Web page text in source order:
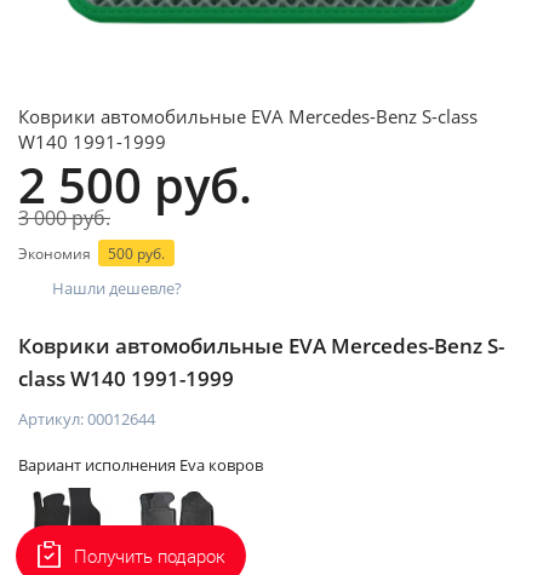
Коврики автомобильные EVA Mercedes-Benz S-
class W140 1991-1999
Артикул:00012644
Коврики автомобильные EVA Mercedes-Benz S-class
W140 1991-1999
2 500 руб.
3 000 руб.
Экономия 500 руб.
Нашли дешевле?
Вариант исполнения Eva ковров
Получить подарок